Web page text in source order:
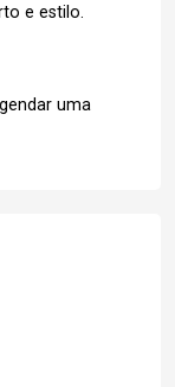
e estilo.
uma